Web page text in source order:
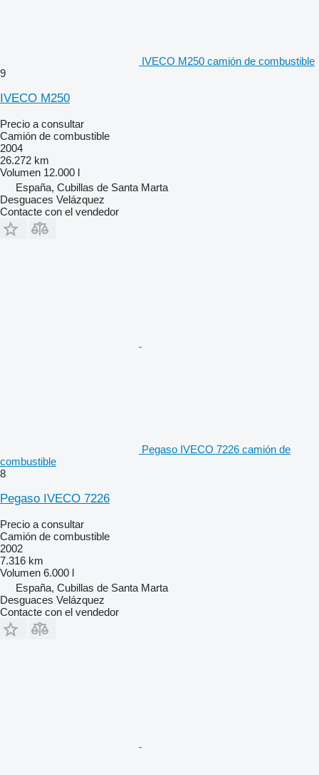
IVECO M250 camión de combustible
9
IVECO M250
Precio a consultar
Camión de combustible
2004
26.272 km
Volumen 12.000 l
España, Cubillas de Santa Marta
Desguaces Velázquez
Contacte con el vendedor
Pegaso IVECO 7226 camión de
combustible
8
Pegaso IVECO 7226
Precio a consultar
Camión de combustible
2002
7.316 km
Volumen 6.000 l
España, Cubillas de Santa Marta
Desguaces Velázquez
Contacte con el vendedor